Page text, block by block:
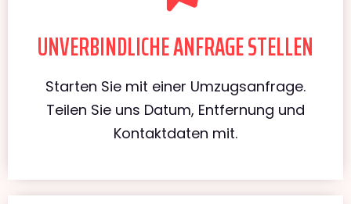
UNVERBINDLICHE ANFRAGE STELLEN
Starten Sie mit einer Umzugsanfrage.
Teilen Sie uns Datum, Entfernung und
Kontaktdaten mit.